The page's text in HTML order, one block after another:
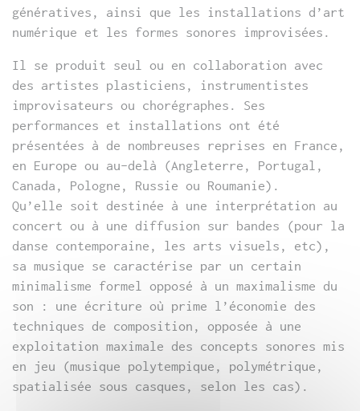
génératives, ainsi que les installations d’art
numérique et les formes sonores improvisées.
Il se produit seul ou en collaboration avec
des artistes plasticiens, instrumentistes
improvisateurs ou chorégraphes. Ses
performances et installations ont été
présentées à de nombreuses reprises en France,
en Europe ou au-delà (Angleterre, Portugal,
Canada, Pologne, Russie ou Roumanie).
Qu’elle soit destinée à une interprétation au
concert ou à une diffusion sur bandes (pour la
danse contemporaine, les arts visuels, etc),
sa musique se caractérise par un certain
minimalisme formel opposé à un maximalisme du
son : une écriture où prime l’économie des
techniques de composition, opposée à une
exploitation maximale des concepts sonores mis
en jeu (musique polytempique, polymétrique,
spatialisée sous casques, selon les cas).